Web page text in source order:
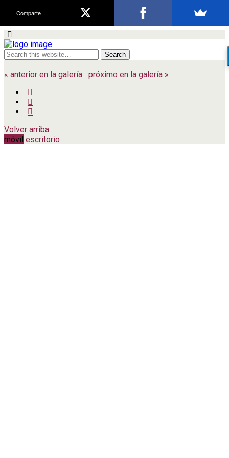
« anterior en la galería próximo en la galería »
Volver arriba
móvil escritorio
Comparte